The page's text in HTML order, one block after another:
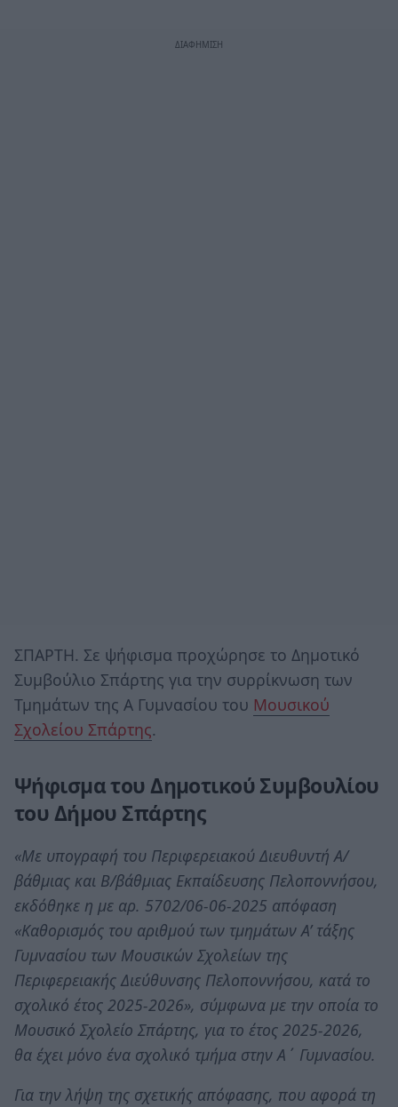
ΣΠΑΡΤΗ. Σε ψήφισμα προχώρησε το Δημοτικό
Συμβούλιο Σπάρτης για την συρρίκνωση των
Τμημάτων της Α Γυμνασίου του Μουσικού
Σχολείου Σπάρτης.
Ψήφισμα του Δημοτικού Συμβουλίου
του Δήμου Σπάρτης
«Με υπογραφή του Περιφερειακού Διευθυντή Α/
βάθμιας και Β/βάθμιας Εκπαίδευσης Πελοποννήσου,
εκδόθηκε η με αρ. 5702/06-06-2025 απόφαση
«Καθορισμός του αριθμού των τμημάτων Α’ τάξης
Γυμνασίου των Μουσικών Σχολείων της
Περιφερειακής Διεύθυνσης Πελοποννήσου, κατά το
σχολικό έτος 2025-2026», σύμφωνα με την οποία το
Μουσικό Σχολείο Σπάρτης, για το έτος 2025-2026,
θα έχει μόνο ένα σχολικό τμήμα στην Α΄ Γυμνασίου.
Για την λήψη της σχετικής απόφασης, που αφορά τη